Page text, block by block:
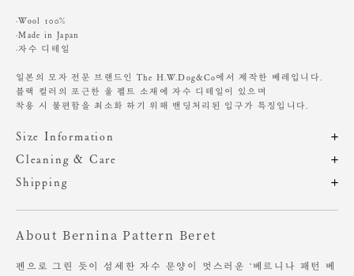
·Wool 100%
·Made in Japan
·자수 디테일
일본의 모자 전문 브랜드인 The H.W.Dog&Co에서 제작한 베레입니다.
블랙 컬러의 포근한 울 펠트 소재에 자수 디테일이 있으며
착용 시 불편함을 최소화 하기 위해 밴딩처리된 입구가 특징입니다.
Size Information
제품의 일정 수량을 측정한 평균치수로 재는 방법과 위치에 따라 1~3cm
편차가 있을 수 있습니다. (치수단위 : cm)
OS 56-60
Cleaning & Care
해외 수입 제품 특성상 A/S 및 적립금 지급이 불가합니다.
물에 젖을 시 그늘에서 뉘여서 말리세요.
Shipping
About Bernina Pattern Beret
펜으로 그린 듯이 섬세한 자수 문양이 멋스러운 ‘베르니나 패턴 베